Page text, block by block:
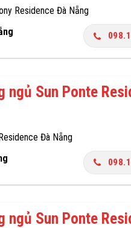
Residence Đà Nẵng
ngủ Sun Ponte
Đà Nẵng
ngủ Sun Ponte